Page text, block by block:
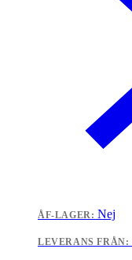
ÅF-LAGER: Nej
LEVERANS FRÅN: